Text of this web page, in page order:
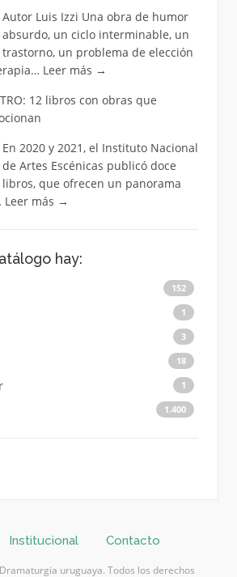
Autor Luis Izzi Una obra de humor
absurdo, un ciclo interminable, un
trastorno, un problema de elección
Leer más →
12 libros con obras que
En 2020 y 2021, el Instituto Nacional
de Artes Escénicas publicó doce
libros, que ofrecen un panorama
Leer más →
hay:
152
1
3
18
1
1.400
Institucional Contacto
uruguaya. Todos los derechos